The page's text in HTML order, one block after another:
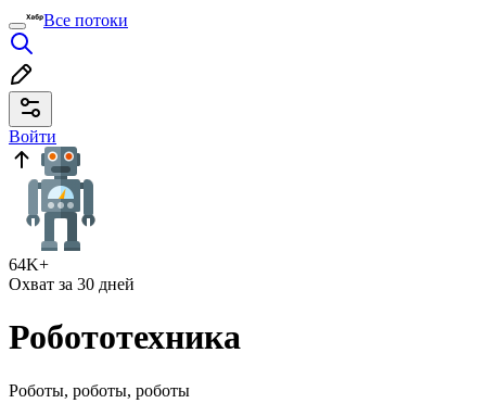
Все потоки
Войти
64K+
Охват за 30 дней
Робототехника
Роботы, роботы, роботы